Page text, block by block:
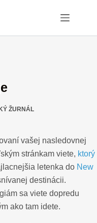
ŽURNÁL
vašej nasledovnej
stránkam viete, ktorý
letenka do New
destinácii.
sa viete dopredu
ako tam idete.